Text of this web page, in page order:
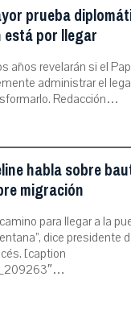
prueba
está por llegar
años revelarán si el
administrar el
Redacción…
habla sobre
migración
para llegar a la
dice presidente
[caption